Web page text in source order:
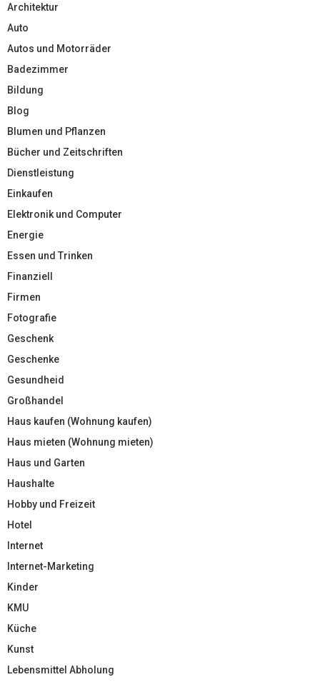
Architektur
Auto
Autos und Motorräder
Badezimmer
Bildung
Blog
Blumen und Pflanzen
Bücher und Zeitschriften
Dienstleistung
Einkaufen
Elektronik und Computer
Energie
Essen und Trinken
Finanziell
Firmen
Fotografie
Geschenk
Geschenke
Gesundheid
Großhandel
Haus kaufen (Wohnung kaufen)
Haus mieten (Wohnung mieten)
Haus und Garten
Haushalte
Hobby und Freizeit
Hotel
Internet
Internet-Marketing
Kinder
KMU
Küche
Kunst
Lebensmittel Abholung